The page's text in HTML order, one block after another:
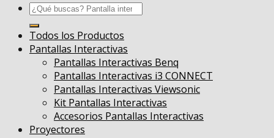
Buscar
por:
Todos los Productos
Pantallas Interactivas
Pantallas Interactivas Benq
Pantallas Interactivas i3 CONNECT
Pantallas Interactivas Viewsonic
Kit Pantallas Interactivas
Accesorios Pantallas Interactivas
Proyectores